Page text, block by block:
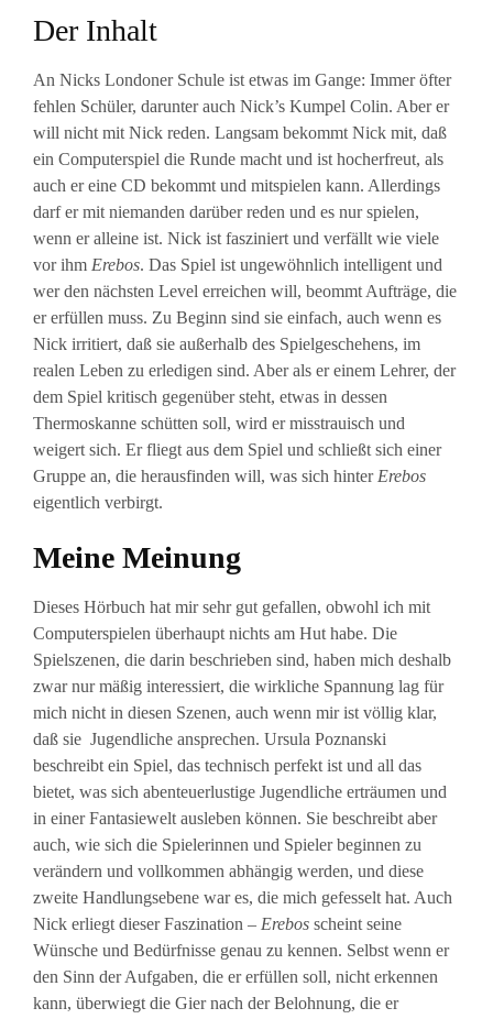
Der Inhalt
An Nicks Londoner Schule ist etwas im Gange: Immer öfter
fehlen Schüler, darunter auch Nick’s Kumpel Colin. Aber er
will nicht mit Nick reden. Langsam bekommt Nick mit, daß
ein Computerspiel die Runde macht und ist hocherfreut, als
auch er eine CD bekommt und mitspielen kann. Allerdings
darf er mit niemanden darüber reden und es nur spielen,
wenn er alleine ist. Nick ist fasziniert und verfällt wie viele
vor ihm Erebos. Das Spiel ist ungewöhnlich intelligent und
wer den nächsten Level erreichen will, beommt Aufträge, die
er erfüllen muss. Zu Beginn sind sie einfach, auch wenn es
Nick irritiert, daß sie außerhalb des Spielgeschehens, im
realen Leben zu erledigen sind. Aber als er einem Lehrer, der
dem Spiel kritisch gegenüber steht, etwas in dessen
Thermoskanne schütten soll, wird er misstrauisch und
weigert sich. Er fliegt aus dem Spiel und schließt sich einer
Gruppe an, die herausfinden will, was sich hinter Erebos
eigentlich verbirgt.
Meine Meinung
Dieses Hörbuch hat mir sehr gut gefallen, obwohl ich mit
Computerspielen überhaupt nichts am Hut habe. Die
Spielszenen, die darin beschrieben sind, haben mich deshalb
zwar nur mäßig interessiert, die wirkliche Spannung lag für
mich nicht in diesen Szenen, auch wenn mir ist völlig klar,
daß sie Jugendliche ansprechen. Ursula Poznanski
beschreibt ein Spiel, das technisch perfekt ist und all das
bietet, was sich abenteuerlustige Jugendliche erträumen und
in einer Fantasiewelt ausleben können. Sie beschreibt aber
auch, wie sich die Spielerinnen und Spieler beginnen zu
verändern und vollkommen abhängig werden, und diese
zweite Handlungsebene war es, die mich gefesselt hat. Auch
Nick erliegt dieser Faszination – Erebos scheint seine
Wünsche und Bedürfnisse genau zu kennen. Selbst wenn er
den Sinn der Aufgaben, die er erfüllen soll, nicht erkennen
kann, überwiegt die Gier nach der Belohnung, die er